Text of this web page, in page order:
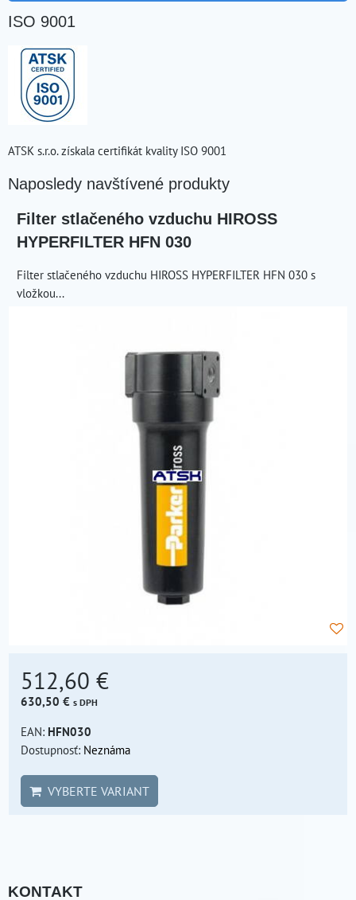
ISO 9001
ATSK s.r.o. získala certifikát kvality ISO 9001
Naposledy navštívené produkty
Filter stlačeného vzduchu HIROSS
HYPERFILTER HFN 030
Filter stlačeného vzduchu HIROSS HYPERFILTER HFN 030 s
vložkou...
512,60 €
630,50 € s DPH
EAN: HFN030
Dostupnosť: Neznáma
VYBERTE VARIANT
KONTAKT